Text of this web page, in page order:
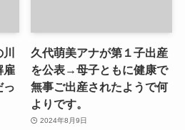
雇
っ
久代萌美アナが第１子出産
を公表→母子ともに健康で
無事ご出産されたようで何
よりです。
2024年8月9日